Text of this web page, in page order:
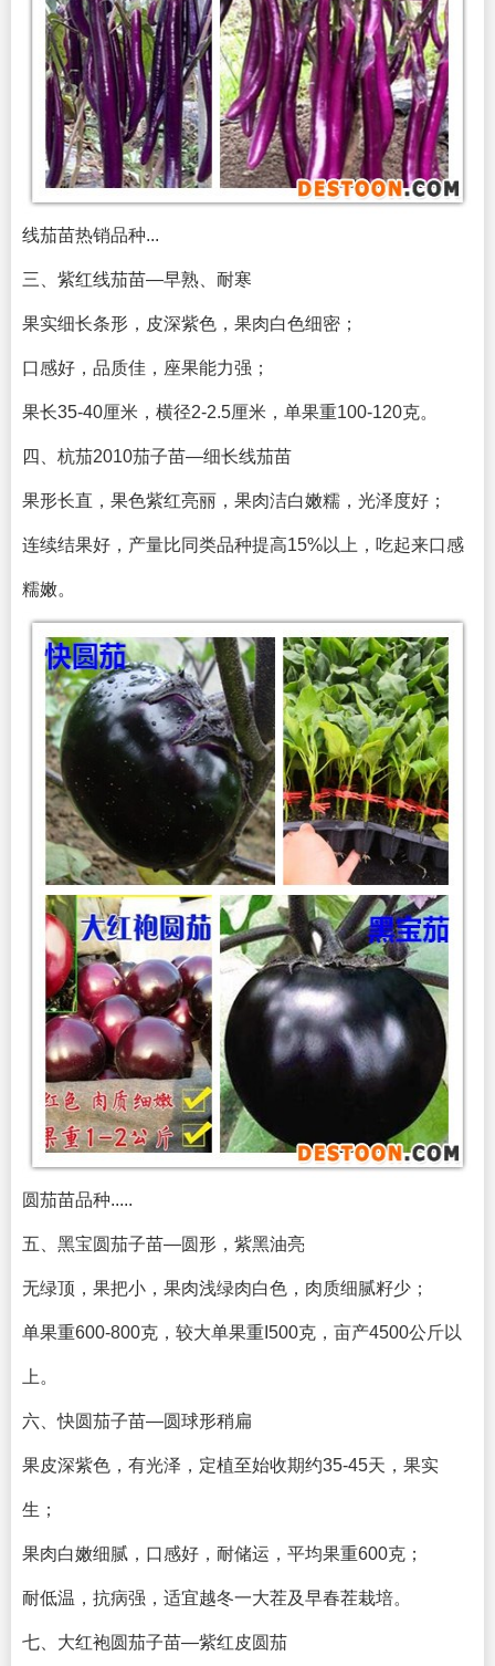
线茄苗热销品种...
三、紫红线茄苗—早熟、耐寒
果实细长条形，皮深紫色，果肉白色细密；
口感好，品质佳，座果能力强；
果长35-40厘米，横径2-2.5厘米，单果重100-120克。
四、杭茄2010茄子苗—细长线茄苗
果形长直，果色紫红亮丽，果肉洁白嫩糯，光泽度好；
连续结果好，产量比同类品种提高15%以上，吃起来口感
糯嫩。
圆茄苗品种.....
五、黑宝圆茄子苗—圆形，紫黑油亮
无绿顶，果把小，果肉浅绿肉白色，肉质细腻籽少；
单果重600-800克，较大单果重I500克，亩产4500公斤以
上。
六、快圆茄子苗—圆球形稍扁
果皮深紫色，有光泽，定植至始收期约35-45天，果实
生；
果肉白嫩细腻，口感好，耐储运，平均果重600克；
耐低温，抗病强，适宜越冬一大茬及早春茬栽培。
七、大红袍圆茄子苗—紫红皮圆茄